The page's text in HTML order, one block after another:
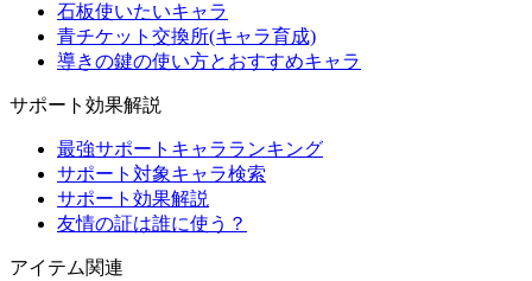
石板使いたいキャラ
青チケット交換所(キャラ育成)
導きの鍵の使い方とおすすめキャラ
サポート効果解説
最強サポートキャラランキング
サポート対象キャラ検索
サポート効果解説
友情の証は誰に使う？
アイテム関連